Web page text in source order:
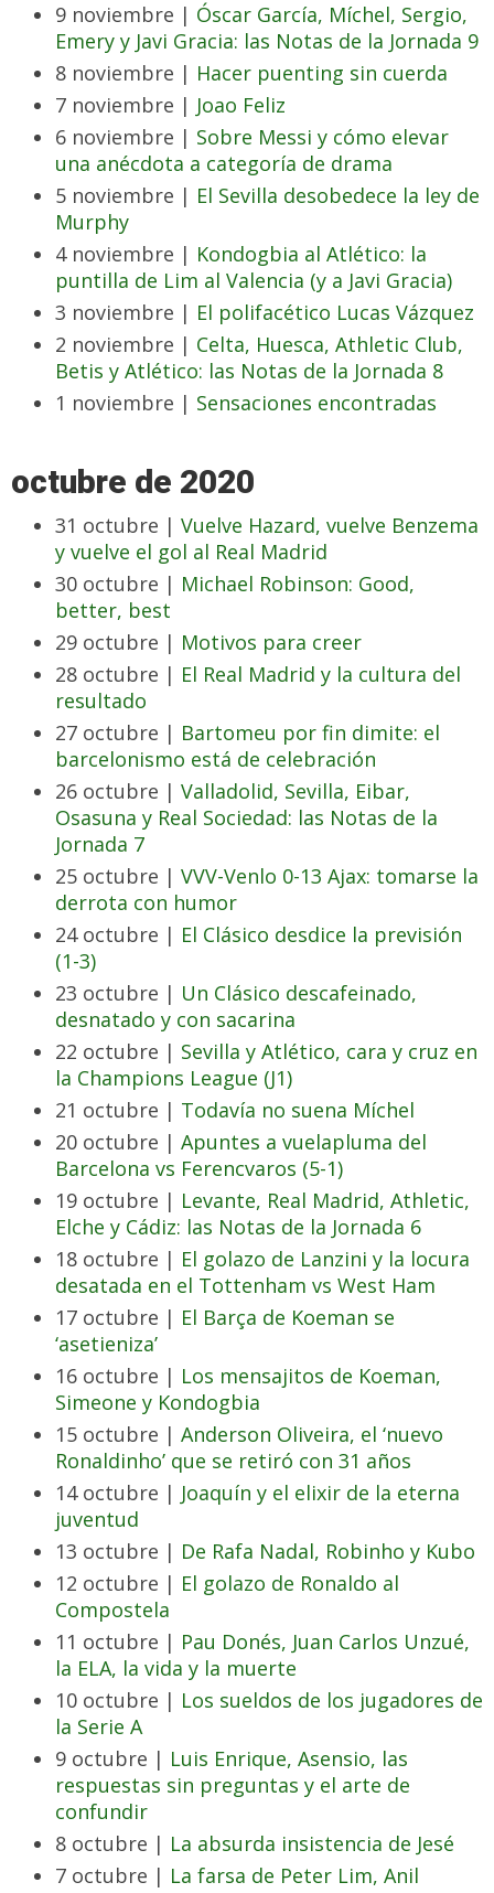
9 noviembre | Óscar García, Míchel, Sergio,
Emery y Javi Gracia: las Notas de la Jornada 9
8 noviembre | Hacer puenting sin cuerda
7 noviembre | Joao Feliz
6 noviembre | Sobre Messi y cómo elevar
una anécdota a categoría de drama
5 noviembre | El Sevilla desobedece la ley de
Murphy
4 noviembre | Kondogbia al Atlético: la
puntilla de Lim al Valencia (y a Javi Gracia)
3 noviembre | El polifacético Lucas Vázquez
2 noviembre | Celta, Huesca, Athletic Club,
Betis y Atlético: las Notas de la Jornada 8
1 noviembre | Sensaciones encontradas
octubre de 2020
31 octubre | Vuelve Hazard, vuelve Benzema
y vuelve el gol al Real Madrid
30 octubre | Michael Robinson: Good,
better, best
29 octubre | Motivos para creer
28 octubre | El Real Madrid y la cultura del
resultado
27 octubre | Bartomeu por fin dimite: el
barcelonismo está de celebración
26 octubre | Valladolid, Sevilla, Eibar,
Osasuna y Real Sociedad: las Notas de la
Jornada 7
25 octubre | VVV-Venlo 0-13 Ajax: tomarse la
derrota con humor
24 octubre | El Clásico desdice la previsión
(1-3)
23 octubre | Un Clásico descafeinado,
desnatado y con sacarina
22 octubre | Sevilla y Atlético, cara y cruz en
la Champions League (J1)
21 octubre | Todavía no suena Míchel
20 octubre | Apuntes a vuelapluma del
Barcelona vs Ferencvaros (5-1)
19 octubre | Levante, Real Madrid, Athletic,
Elche y Cádiz: las Notas de la Jornada 6
18 octubre | El golazo de Lanzini y la locura
desatada en el Tottenham vs West Ham
17 octubre | El Barça de Koeman se
‘asetieniza’
16 octubre | Los mensajitos de Koeman,
Simeone y Kondogbia
15 octubre | Anderson Oliveira, el ‘nuevo
Ronaldinho’ que se retiró con 31 años
14 octubre | Joaquín y el elixir de la eterna
juventud
13 octubre | De Rafa Nadal, Robinho y Kubo
12 octubre | El golazo de Ronaldo al
Compostela
11 octubre | Pau Donés, Juan Carlos Unzué,
la ELA, la vida y la muerte
10 octubre | Los sueldos de los jugadores de
la Serie A
9 octubre | Luis Enrique, Asensio, las
respuestas sin preguntas y el arte de
confundir
8 octubre | La absurda insistencia de Jesé
7 octubre | La farsa de Peter Lim, Anil